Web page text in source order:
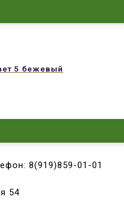
5 бежевый
8(919)859-01-01
54